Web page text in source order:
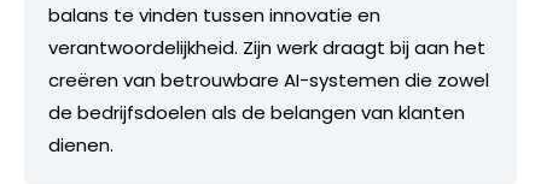
balans te vinden tussen innovatie en
verantwoordelijkheid. Zijn werk draagt bij aan het
creëren van betrouwbare AI-systemen die zowel
de bedrijfsdoelen als de belangen van klanten
dienen.